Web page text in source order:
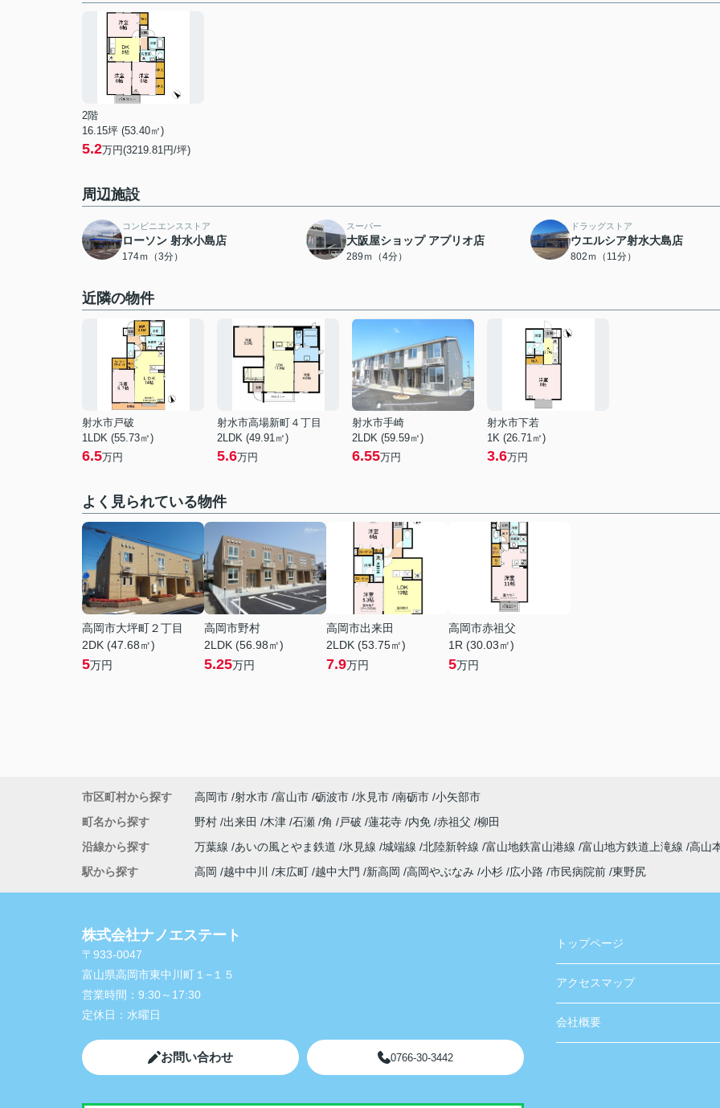
2階
16.15坪 (53.40㎡)
5.2万円(3219.81円/坪)
周辺施設
コンビニエンスストア
ローソン 射水小島店
174ｍ（3分）
スーパー
大阪屋ショップ アプリオ店
289ｍ（4分）
ドラッグストア
ウエルシア射水大島店
802ｍ（11分）
近隣の物件
射水市戸破
1LDK (55.73㎡)
6.5万円
射水市高場新町４丁目
2LDK (49.91㎡)
5.6万円
射水市手崎
2LDK (59.59㎡)
6.55万円
射水市下若
1K (26.71㎡)
3.6万円
よく見られている物件
高岡市大坪町２丁目
2DK (47.68㎡)
5万円
高岡市野村
2LDK (56.98㎡)
5.25万円
高岡市出来田
2LDK (53.75㎡)
7.9万円
高岡市赤祖父
1R (30.03㎡)
5万円
市区町村から探す 高岡市 射水市 富山市 砺波市 氷見市 南砺市 小矢部市
町名から探す
野村 出来田 木津 石瀬 角 戸破 蓮花寺 内免 赤祖父 柳田
沿線から探す
万葉線 あいの風とやま鉄道 氷見線 城端線 北陸新幹線 富山地鉄富山港線 富山地方鉄道上滝線 高山
駅から探す
高岡 越中中川 末広町 越中大門 新高岡 高岡やぶなみ 小杉 広小路 市民病院前 東野尻
株式会社ナノエステート
〒933-0047
富山県高岡市東中川町１−１５
営業時間： 9:30～17:30
定休日： 水曜日
お問い合わせ 0766-30-3442
トップページ
アクセスマップ
会社概要